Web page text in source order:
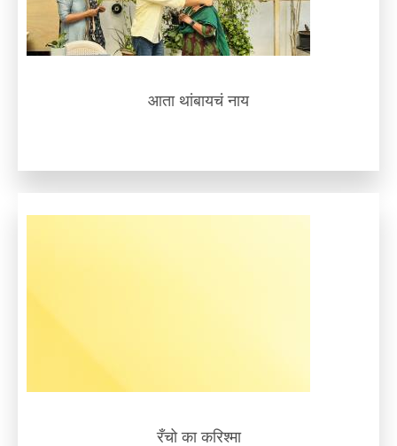
आता थांबायचं नाय
रँचो का करिश्मा